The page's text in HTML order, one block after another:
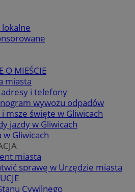
O MIEŚCIE
miasta
i telefony
wywozu odpadów
msze święte w Gliwicach
jazdy w Gliwicach
w Gliwicach
miasta
sprawę w Urzędzie miasta
Cywilnego